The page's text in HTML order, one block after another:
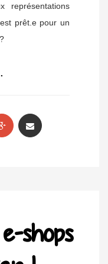
représentations
prêt.e pour un
shops